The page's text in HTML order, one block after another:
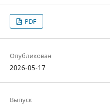
PDF
Опубликован
2026-05-17
Выпуск